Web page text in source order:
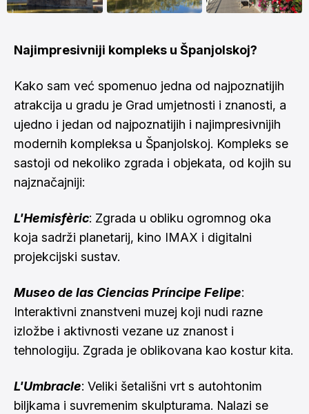
Najimpresivniji kompleks u Španjolskoj?
Kako sam već spomenuo jedna od najpoznatijih
atrakcija u gradu je Grad umjetnosti i znanosti, a
ujedno i jedan od najpoznatijih i najimpresivnijih
modernih kompleksa u Španjolskoj. Kompleks se
sastoji od nekoliko zgrada i objekata, od kojih su
najznačajniji:
L'Hemisfèric: Zgrada u obliku ogromnog oka
koja sadrži planetarij, kino IMAX i digitalni
projekcijski sustav.
Museo de las Ciencias Príncipe Felipe:
Interaktivni znanstveni muzej koji nudi razne
izložbe i aktivnosti vezane uz znanost i
tehnologiju. Zgrada je oblikovana kao kostur kita.
L'Umbracle: Veliki šetališni vrt s autohtonim
biljkama i suvremenim skulpturama. Nalazi se